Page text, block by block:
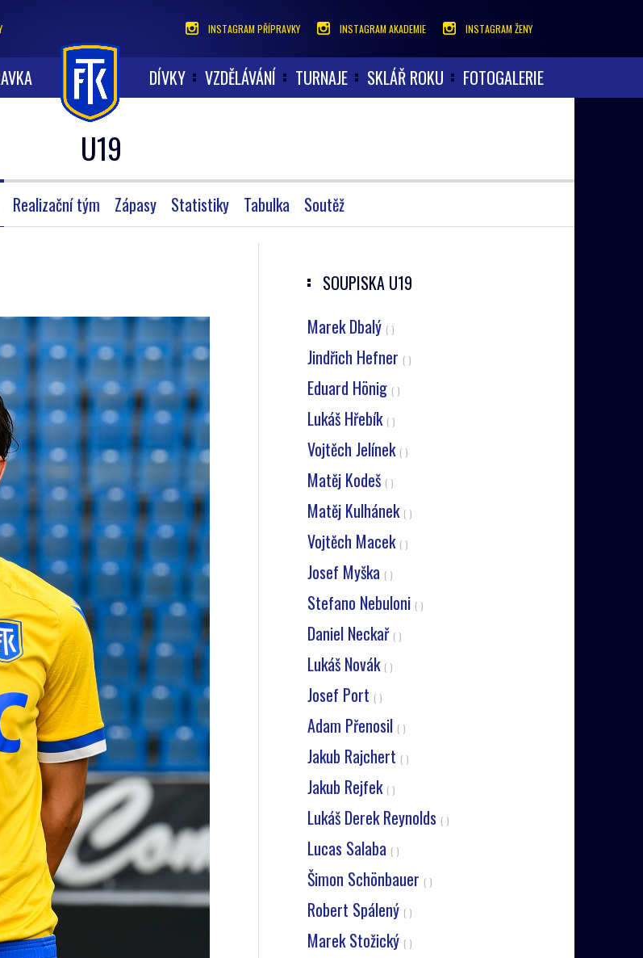
INSTAGRAM PŘÍPRAVKY INSTAGRAM AKADEMIE INSTAGRAM ŽENY
DÍVKY VZDĚLÁVÁNÍ TURNAJE SKLÁŘ ROKU FOTOGALERIE
U19
Realizační tým Zápasy Statistiky Tabulka Soutěž
SOUPISKA U19
Marek Dbalý ( )
Jindřich Hefner ( )
Eduard Hönig ( )
Lukáš Hřebík ( )
Vojtěch Jelínek ( )
Matěj Kodeš ( )
Matěj Kulhánek ( )
Vojtěch Macek ( )
Josef Myška ( )
Stefano Nebuloni ( )
Daniel Neckař ( )
Lukáš Novák ( )
Josef Port ( )
Adam Přenosil ( )
Jakub Rajchert ( )
Jakub Rejfek ( )
Lukáš Derek Reynolds ( )
Lucas Salaba ( )
Šimon Schönbauer ( )
Robert Spálený ( )
Marek Stožický ( )